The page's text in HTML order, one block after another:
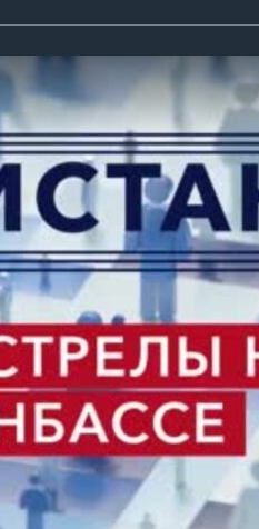
No